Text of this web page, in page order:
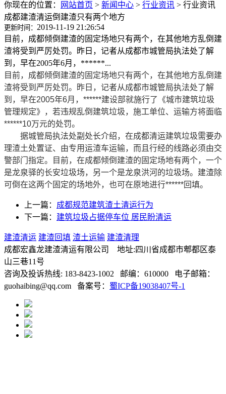
你现在的位置： 网站首页 > 新闻中心 > 行业资讯 > 行业资讯
成都建渣清运倒建渣只有两个地方
更新时间： 2019-11-19 21:26:54
目前，成都倾倒建渣的固定场地只有两个，在其他地方乱倒建
渣将受到严厉处罚。昨日，记者从成都市城管局执法处了解
到，早在2005年6月，******...
目前，成都倾倒建渣的固定场地只有两个，在其他地方乱倒建
渣将受到严厉处罚。昨日，记者从成都市城管局执法处了解
到，早在2005年6月，******建设部就施行了《城市建筑垃圾
管理规定》，若违规乱倒建筑垃圾，施工单位、运输方将面临
******10万元的处罚。
据城管局执法处副处长介绍，在成都清运建筑垃圾需要办
理渣土处置证、由专用运渣车运输，而且行经的线路必须由交
警部门指定。目前，在成都倾倒建渣的固定场地有两个，一个
是龙泉驿的长安垃圾场，另一个是龙泉洪河的垃圾场。建渣除
可倒在这两个固定的场地外，也可在原地进行******回填。
上一篇： 成都规范建筑渣土清运行为
下一篇： 建筑垃圾占据停车位 居民盼清运
建渣清运 建渣回填 渣土运输 建渣清理
成都宏鑫龙建渣清运有限公司 地址:四川省成都市郫都区泰
山三巷11号
咨询及投诉热线: 183-8423-1002 邮编：610000 电子邮箱：
guohaibing@qq.com 备案号： 蜀ICP备19038407号-1